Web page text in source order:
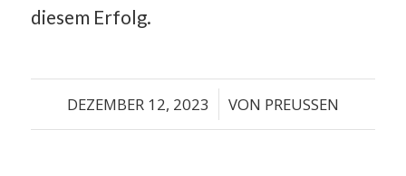
diesem Erfolg.
DEZEMBER 12, 2023
/ VON PREUSSEN